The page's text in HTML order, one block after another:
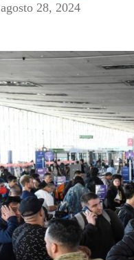
agosto 28, 2024